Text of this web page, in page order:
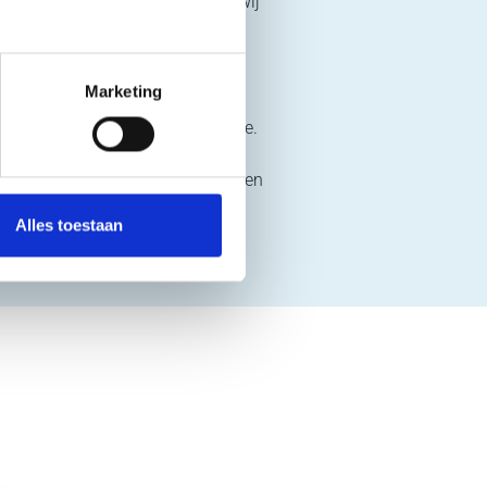
Marketing
Alles toestaan
hebben aan service op locatie.
betrouwbaar en veilig blijven
service aan besturingssystemen